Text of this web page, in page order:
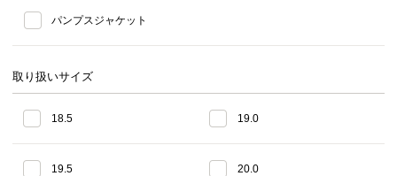
パンプスジャケット
取り扱いサイズ
18.5 19.0
19.5 20.0